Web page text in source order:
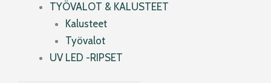
TYÖVALOT & KALUSTEET
Kalusteet
Työvalot
UV LED -RIPSET